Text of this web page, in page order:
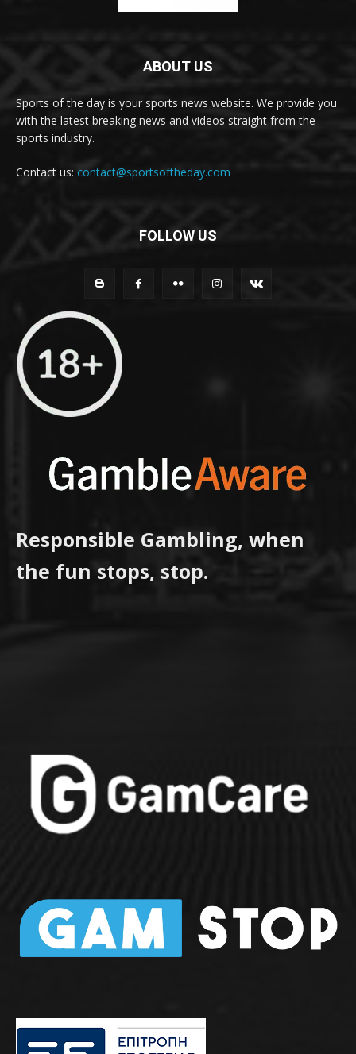
ABOUT US
Sports of the day is your sports news website. We provide you
with the latest breaking news and videos straight from the
sports industry.
Contact us: contact@sportsoftheday.com
FOLLOW US
Responsible Gambling, when
the fun stops, stop.